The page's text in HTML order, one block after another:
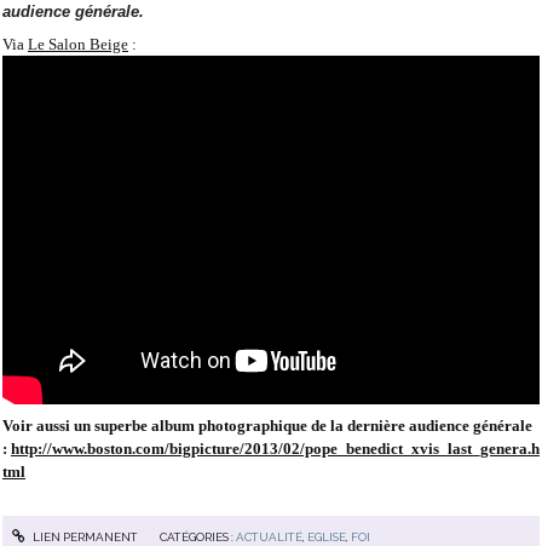
audience générale.
Via Le Salon Beige :
Voir aussi un superbe album photographique de la dernière audience générale
: http://www.boston.com/bigpicture/2013/02/pope_benedict_xvis_last_genera.h
tml
LIEN PERMANENT CATÉGORIES :ACTUALITÉ, EGLISE, FOI